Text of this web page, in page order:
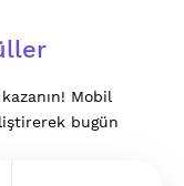
Mobil
bugün